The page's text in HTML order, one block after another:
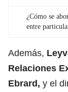
¿Cómo se
entre
Además,
Relaciones
Ebrard, y el